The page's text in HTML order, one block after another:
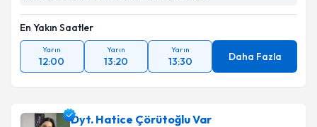
En Yakın Saatler
Yarın
12:00
Yarın
13:20
Yarın
13:30 Daha Fazla
Dyt. Hatice Çörütoğlu Var